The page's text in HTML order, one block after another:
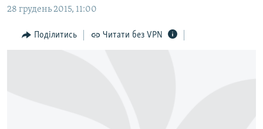
до
навігації
Перейти
ПОЛІТИКА
БЛОГИ
28 грудень 2015, 11:00
Поділитись Читати без VPN